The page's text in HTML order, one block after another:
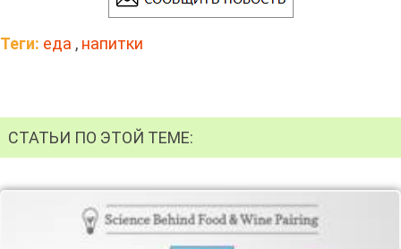
Теги: еда , напитки
СТАТЬИ ПО ЭТОЙ ТЕМЕ: